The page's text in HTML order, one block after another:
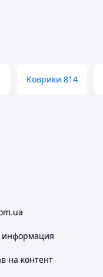
Коврики 814
информация
на контент